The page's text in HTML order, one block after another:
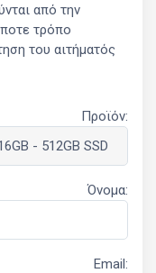
από την
τρόπο
του αιτήματός
Προϊόν:
Όνομα:
Email: